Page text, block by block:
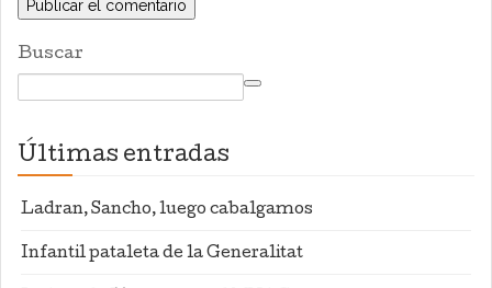
Buscar
Últimas entradas
Ladran, Sancho, luego cabalgamos
Infantil pataleta de la Generalitat